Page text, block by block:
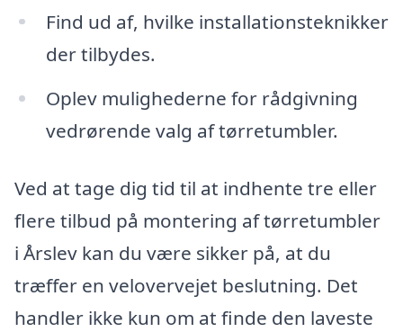
Find ud af, hvilke installationsteknikker
der tilbydes.
Oplev mulighederne for rådgivning
vedrørende valg af tørretumbler.
Ved at tage dig tid til at indhente tre eller
flere tilbud på montering af tørretumbler
i Årslev kan du være sikker på, at du
træffer en velovervejet beslutning. Det
handler ikke kun om at finde den laveste